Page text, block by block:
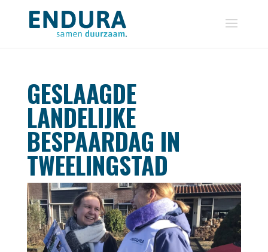
GESLAAGDE
LANDELIJKE
BESPAARDAG IN
TWEELINGSTAD